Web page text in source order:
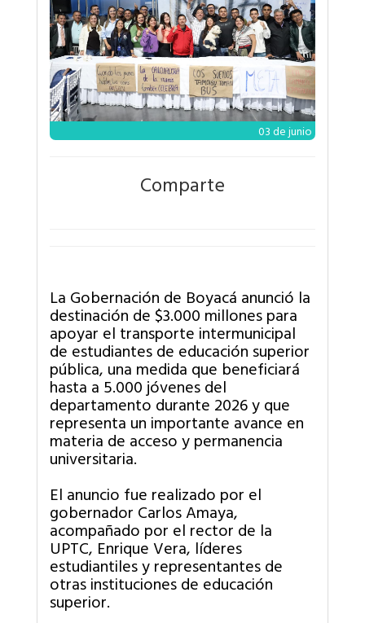
03 de junio
Comparte
La Gobernación de Boyacá anunció la
destinación de $3.000 millones para
apoyar el transporte intermunicipal
de estudiantes de educación superior
pública, una medida que beneficiará
hasta a 5.000 jóvenes del
departamento durante 2026 y que
representa un importante avance en
materia de acceso y permanencia
universitaria.
El anuncio fue realizado por el
gobernador Carlos Amaya,
acompañado por el rector de la
UPTC, Enrique Vera, líderes
estudiantiles y representantes de
otras instituciones de educación
superior.